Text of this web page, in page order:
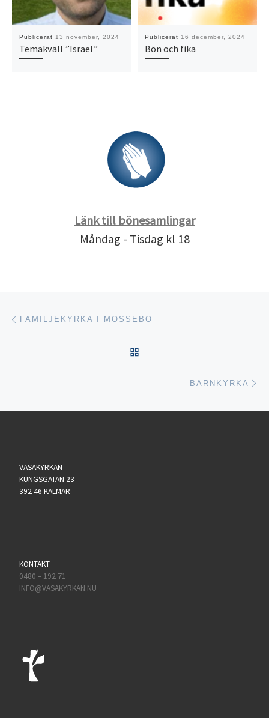
Publicerat 13 november, 2024
Temakväll ”Israel”
Publicerat 16 december, 2024
Bön och fika
Länk till bönesamlingar
Måndag - Tisdag kl 18
Inläggsnavigering
FAMILJEKYRKA I MOSSEBO
BARNKYRKA
VASAKYRKAN
KUNGSGATAN 23
392 46 KALMAR
KONTAKT
0480 – 192 71
INFO@VASAKYRKAN.NU